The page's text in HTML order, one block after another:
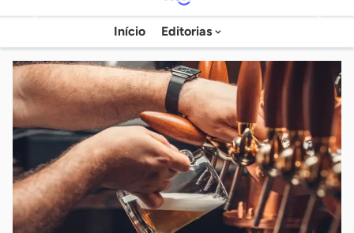
Agência
Sebrae
de
Notícias
Início Editorias
chave